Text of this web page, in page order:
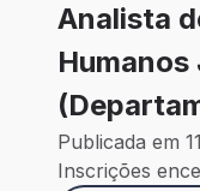
Analista
Humanos
Publicada em
Inscrições